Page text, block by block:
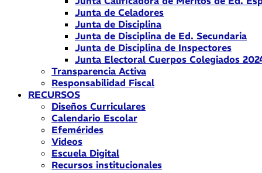
Junta de Celadores
Junta de Disciplina
Junta de Disciplina de Ed. Secundaria
Junta de Disciplina de Inspectores
Junta Electoral Cuerpos Colegiados
Transparencia Activa
Responsabilidad Fiscal
RECURSOS
Diseños Curriculares
Calendario Escolar
Efemérides
Videos
Escuela Digital
Recursos institucionales